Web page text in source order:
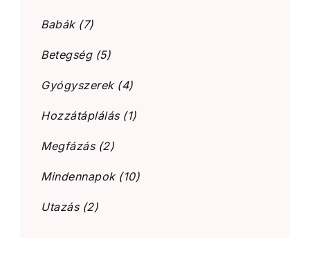
Babák(7)
Betegség(5)
Gyógyszerek(4)
Hozzátáplálás(1)
Megfázás(2)
Mindennapok(10)
Utazás(2)